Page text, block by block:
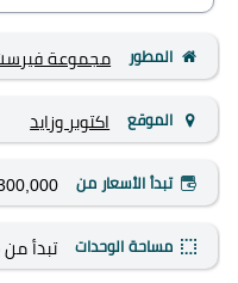
المطور مجموعة
الموقع اكتوبر وزايد
تبدأ الأسعار من
مساحة الوحدات تبدأ من